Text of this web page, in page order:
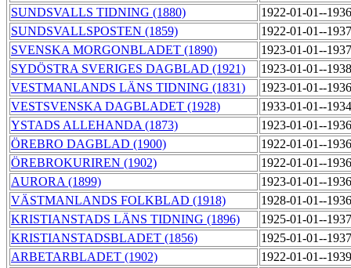
SUNDSVALLS TIDNING (1880)
1922-01-01--
SUNDSVALLSPOSTEN (1859)
1922-01-01--
SVENSKA MORGONBLADET (1890)
1923-01-01--
SYDÖSTRA SVERIGES DAGBLAD (1921)
1923-01-01--
VESTMANLANDS LÄNS TIDNING (1831)
1923-01-01--
VESTSVENSKA DAGBLADET (1928)
1933-01-01--
YSTADS ALLEHANDA (1873)
1923-01-01--
ÖREBRO DAGBLAD (1900)
1922-01-01--
ÖREBROKURIREN (1902)
1922-01-01--
AURORA (1899)
1923-01-01--
VÄSTMANLANDS FOLKBLAD (1918)
1928-01-01--
KRISTIANSTADS LÄNS TIDNING (1896)
1925-01-01--
KRISTIANSTADSBLADET (1856)
1925-01-01--
ARBETARBLADET (1902)
1922-01-01--